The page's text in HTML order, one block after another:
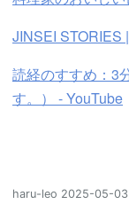
JINSEI STORIES
読経のすすめ：3
す。） - YouTube
haru-leo 2025-05-